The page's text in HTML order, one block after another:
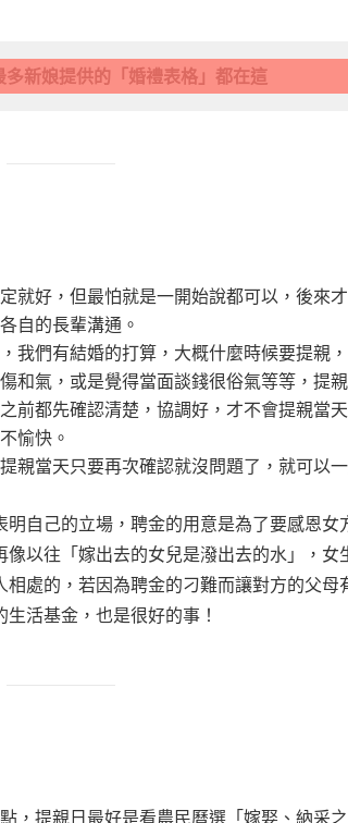
新娘提供的「婚禮表格」都在這
就好，但最怕就是一開始說都可以，後來
自的長輩溝通。
我們有結婚的打算，大概什麼時候要提親
和氣，或是覺得當面談錢很俗氣等等，提
前都先確認清楚，協調好，才不會提親當
愉快。
親當天只要再次確認就沒問題了，就可以
自己的立場，聘金的用意是為了要感恩女
以往「嫁出去的女兒是潑出去的水」，女
處的，若因為聘金的刁難而讓對方的父母
活基金，也是很好的事！
，提親日最好是看農民曆選「嫁娶、納采